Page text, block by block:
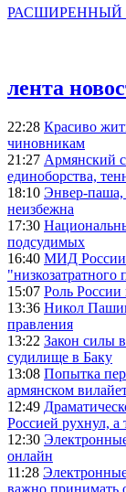
РАСШИРЕННЫЙ
лента
22:28 Красиво
чиновникам
21:27 Армянский
единоборства,
18:10 Энвер-паша,
неизбежна
17:30
подсудимых
16:40 МИД
"низкозатратного
15:07 Роль
13:36 Никол
правления
13:22 Закон силы
судилище в Баку
13:08 Попытка
армянском
12:49
Россией рухнул, а
12:30
онлайн
11:28
важно принимать